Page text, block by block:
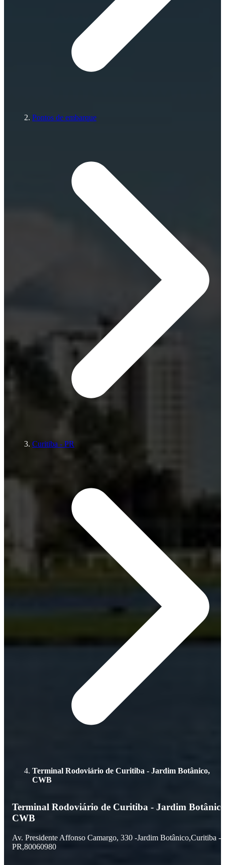
Pontos de embarque
Curitiba - PR
Terminal Rodoviário de Curitiba - Jardim Botânico,
CWB
Terminal Rodoviário de Curitiba - Jardim
CWB
Av. Presidente Affonso Camargo, 330 -Jardim Botânico,Curitiba -
PR,80060980